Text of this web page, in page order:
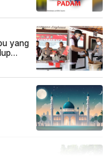
yang